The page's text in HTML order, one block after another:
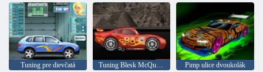
Tuning pre dievčatá Tuning Blesk McQueen Pimp ulice dvoukolák